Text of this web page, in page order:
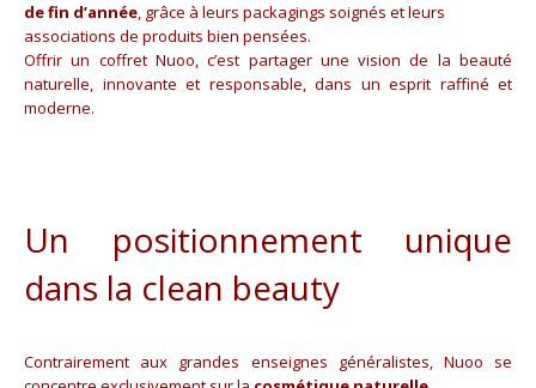
de fin d’année, grâce à leurs packagings soignés et leurs
associations de produits bien pensées.
Offrir un coffret Nuoo, c’est partager une vision de la beauté
naturelle, innovante et responsable, dans un esprit raffiné et
moderne.
Un positionnement unique
dans la clean beauty
Contrairement aux grandes enseignes généralistes, Nuoo se